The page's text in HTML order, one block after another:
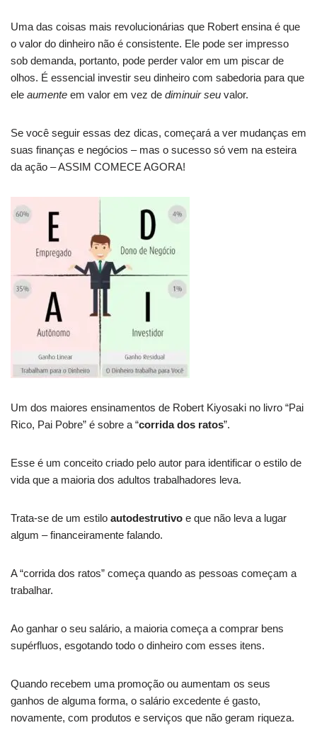
Uma das coisas mais revolucionárias que Robert ensina é que
o valor do dinheiro não é consistente. Ele pode ser impresso
sob demanda, portanto, pode perder valor em um piscar de
olhos. É essencial investir seu dinheiro com sabedoria para que
ele aumente em valor em vez de diminuir seu valor.
Se você seguir essas dez dicas, começará a ver mudanças em
suas finanças e negócios – mas o sucesso só vem na esteira
da ação – ASSIM COMECE AGORA!
Um dos maiores ensinamentos de Robert Kiyosaki no livro “Pai
Rico, Pai Pobre” é sobre a “corrida dos ratos”.
Esse é um conceito criado pelo autor para identificar o estilo de
vida que a maioria dos adultos trabalhadores leva.
Trata-se de um estilo autodestrutivo e que não leva a lugar
algum – financeiramente falando.
A “corrida dos ratos” começa quando as pessoas começam a
trabalhar.
Ao ganhar o seu salário, a maioria começa a comprar bens
supérfluos, esgotando todo o dinheiro com esses itens.
Quando recebem uma promoção ou aumentam os seus
ganhos de alguma forma, o salário excedente é gasto,
novamente, com produtos e serviços que não geram riqueza.